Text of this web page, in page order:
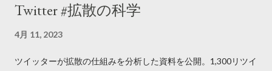
Twitter #拡散の科学
4月 11, 2023
ツイッターが拡散の仕組みを分析した資料を公開。1,300リツイ